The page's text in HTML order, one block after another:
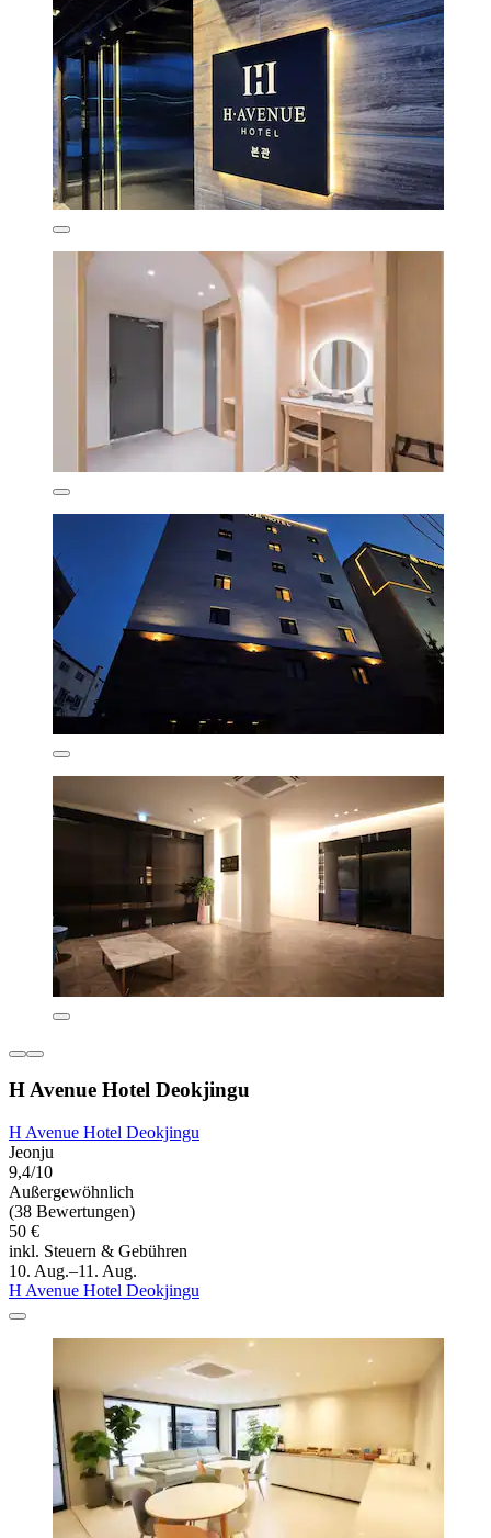
H Avenue Hotel Deokjingu
H Avenue Hotel Deokjingu
Jeonju
9,4/10
Außergewöhnlich
(38 Bewertungen)
50 €
inkl. Steuern & Gebühren
10. Aug.–11. Aug.
H Avenue Hotel Deokjingu